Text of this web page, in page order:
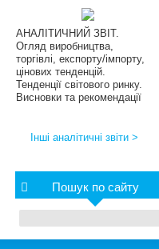
АНАЛІТИЧНИЙ ЗВІТ.
Огляд виробництва,
торгівлі, експорту/імпорту,
цінових тенденцій.
Тенденції світового ринку.
Висновки та рекомендації
Інші аналітичні звіти >
Пошук по сайту